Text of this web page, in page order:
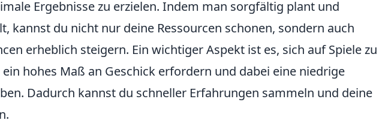
Ergebnisse zu erzielen. Indem man sorgfältig plant und
kannst du nicht nur deine Ressourcen schonen, sondern auch
erheblich steigern. Ein wichtiger Aspekt ist es, sich auf Spiele zu
hohes Maß an Geschick erfordern und dabei eine niedrige
Dadurch kannst du schneller Erfahrungen sammeln und deine